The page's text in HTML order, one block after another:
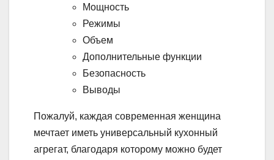
Мощность
Режимы
Объем
Дополнительные функции
Безопасность
Выводы
Пожалуй, каждая современная женщина
мечтает иметь универсальный кухонный
агрегат, благодаря которому можно будет